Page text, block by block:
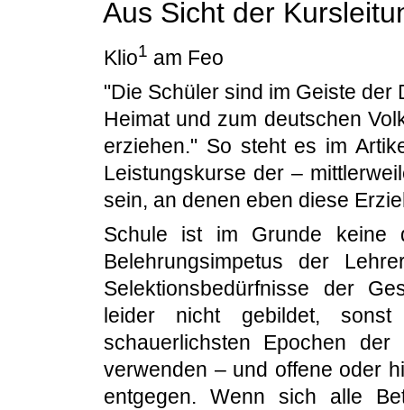
Aus Sicht der
Klio1 am Feo
"Die Schüler sind im Geiste
Heimat und zum deutschen
erziehen." So steht es im
Leistungskurse der –
sein, an denen eben diese
Schule ist im Grunde keine
Belehrungsimpetus der
Selektionsbedürfnisse der
leider nicht gebildet,
schauerlichsten Epochen der
verwenden – und offene oder
entgegen. Wenn sich alle